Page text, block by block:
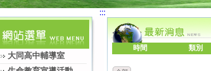
大同高中輔導室
:::
時間 類別